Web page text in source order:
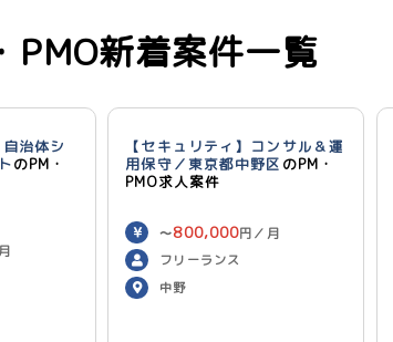
PMO新着案件一覧
自治体シ
のPM・
【セキュリティ】コンサル＆運
用保守／東京都中野区 のPM・
PMO求人案件
〜800,000円／月
フリーランス
中野